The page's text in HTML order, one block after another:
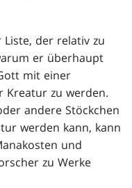
der relativ zu
er überhaupt
mit einer
Kreatur zu werden.
andere Stöckchen
werden kann, kann
und
zu Werke